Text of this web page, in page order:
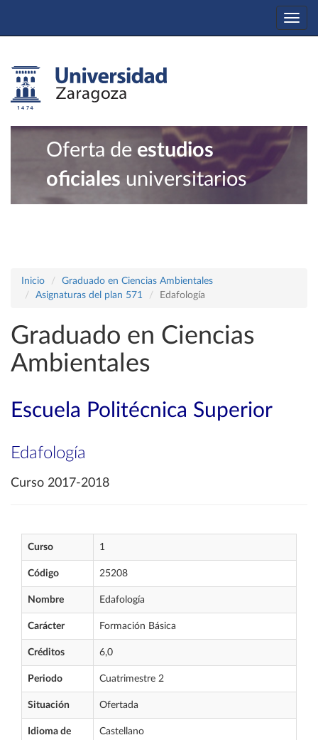
Oferta de estudios
oficiales universitarios
Inicio
Graduado en Ciencias Ambientales
Asignaturas del plan 571
Edafología
Graduado en Ciencias
Ambientales
Escuela Politécnica Superior
Edafología
Curso 2017-2018
Curso 1
Código 25208
Nombre Edafología
Carácter Formación Básica
Créditos 6,0
Periodo Cuatrimestre 2
Situación Ofertada
Idioma de
Castellano